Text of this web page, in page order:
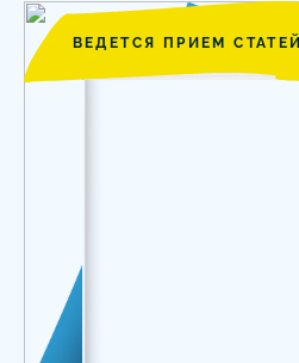
ВЕДЕТСЯ ПРИЕМ СТАТЕЙ